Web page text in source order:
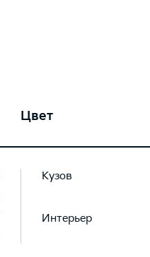
Цвет
Кузов
Интерьер